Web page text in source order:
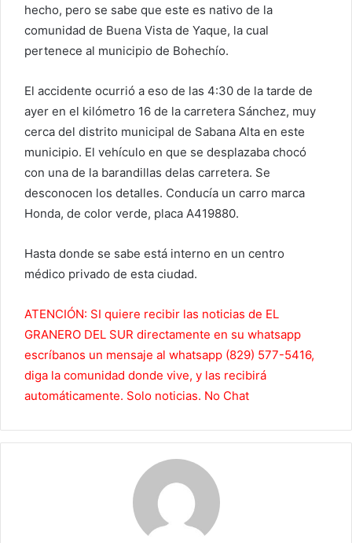
hecho, pero se sabe que este es nativo de la
comunidad de Buena Vista de Yaque, la cual
pertenece al municipio de Bohechío.
El accidente ocurrió a eso de las 4:30 de la tarde de
ayer en el kilómetro 16 de la carretera Sánchez, muy
cerca del distrito municipal de Sabana Alta en este
municipio. El vehículo en que se desplazaba chocó
con una de la barandillas delas carretera. Se
desconocen los detalles. Conducía un carro marca
Honda, de color verde, placa A419880.
Hasta donde se sabe está interno en un centro
médico privado de esta ciudad.
ATENCIÓN: SI quiere recibir las noticias de EL
GRANERO DEL SUR directamente en su whatsapp
escríbanos un mensaje al whatsapp (829) 577-5416,
diga la comunidad donde vive, y las recibirá
automáticamente. Solo noticias. No Chat